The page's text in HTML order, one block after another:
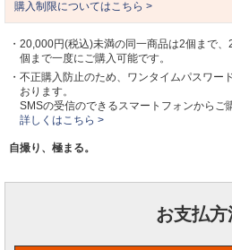
購入制限についてはこちら >
・20,000円(税込)未満の同一商品は2個まで
個まで一度にご購入可能です。
・不正購入防止のため、ワンタイムパスワー
おります。
SMSの受信のできるスマートフォンからご
詳しくはこちら >
自撮り、極まる。
お支払方